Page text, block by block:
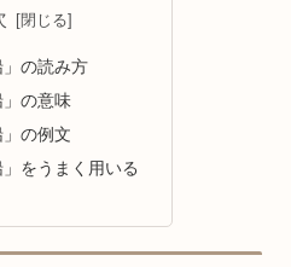
」の読み方
」の意味
」の例文
」をうまく用いる